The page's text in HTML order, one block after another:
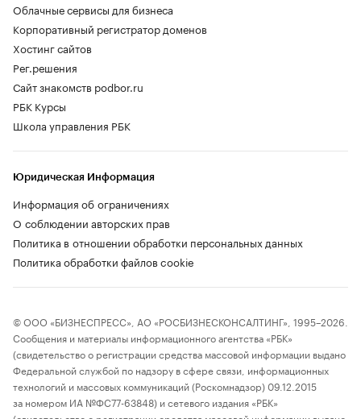
Облачные сервисы для бизнеса
Корпоративный регистратор доменов
Хостинг сайтов
Рег.решения
Сайт знакомств podbor.ru
РБК Курсы
Школа управления РБК
Юридическая Информация
Информация об ограничениях
О соблюдении авторских прав
Политика в отношении обработки персональных данных
Политика обработки файлов cookie
© ООО «БИЗНЕСПРЕСС», АО «РОСБИЗНЕСКОНСАЛТИНГ», 1995–2026.
Сообщения и материалы информационного агентства «РБК»
(свидетельство о регистрации средства массовой информации выдано
Федеральной службой по надзору в сфере связи, информационных
технологий и массовых коммуникаций (Роскомнадзор) 09.12.2015
за номером ИА №ФС77-63848) и сетевого издания «РБК»